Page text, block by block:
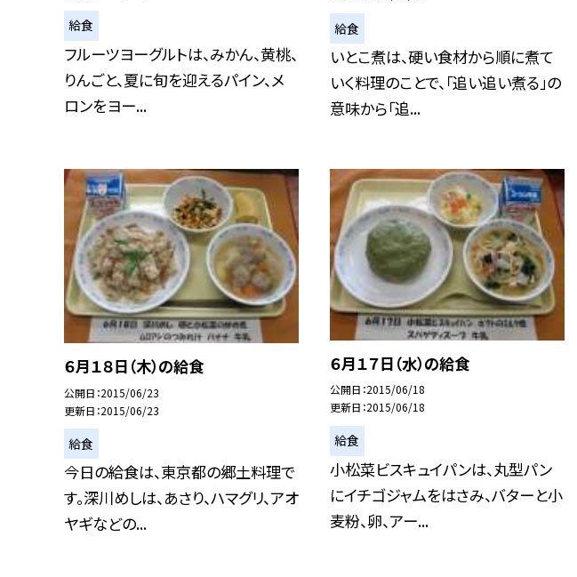
給食
フルーツヨーグルトは、みかん、黄桃、
りんごと、夏に旬を迎えるパイン、メ
ロンをヨー...
給食
いとこ煮は、硬い食材から順に煮て
いく料理のことで、「追い追い煮る」の
意味から「追...
６月１８日（木）の給食
公開日 2015/06/23
更新日 2015/06/23
給食
今日の給食は、東京都の郷土料理で
す。深川めしは、あさり、ハマグリ、アオ
ヤギなどの...
６月１７日（水）の給食
公開日 2015/06/18
更新日 2015/06/18
給食
小松菜ビスキュイパンは、丸型パン
にイチゴジャムをはさみ、バターと小
麦粉、卵、アー...